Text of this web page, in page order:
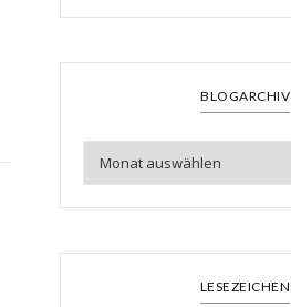
BLOGARCHIV
LESEZEICHEN